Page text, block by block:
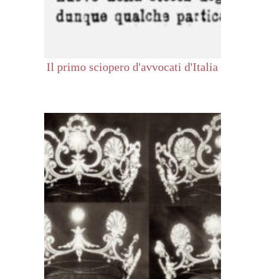
Il primo sciopero d'avvocati d'Italia